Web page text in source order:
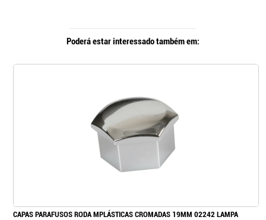
Poderá estar interessado também em:
CAPAS PARAFUSOS RODA MPLÁSTICAS CROMADAS 19MM 02242 LAMPA